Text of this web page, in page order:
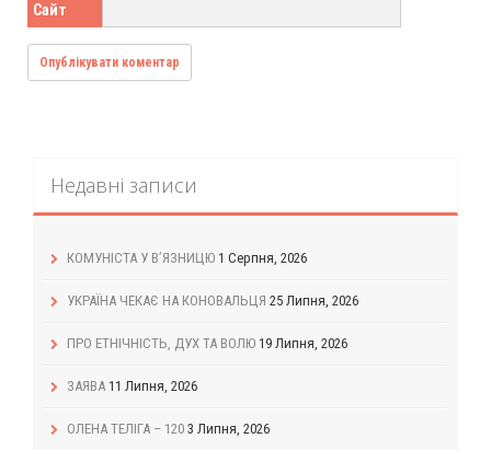
Сайт
Недавні записи
КОМУНІСТА У В’ЯЗНИЦЮ 1 Серпня, 2026
УКРАЇНА ЧЕКАЄ НА КОНОВАЛЬЦЯ 25 Липня, 2026
ПРО ЕТНІЧНІСТЬ, ДУХ ТА ВОЛЮ 19 Липня, 2026
ЗАЯВА 11 Липня, 2026
ОЛЕНА ТЕЛІГА – 120 3 Липня, 2026